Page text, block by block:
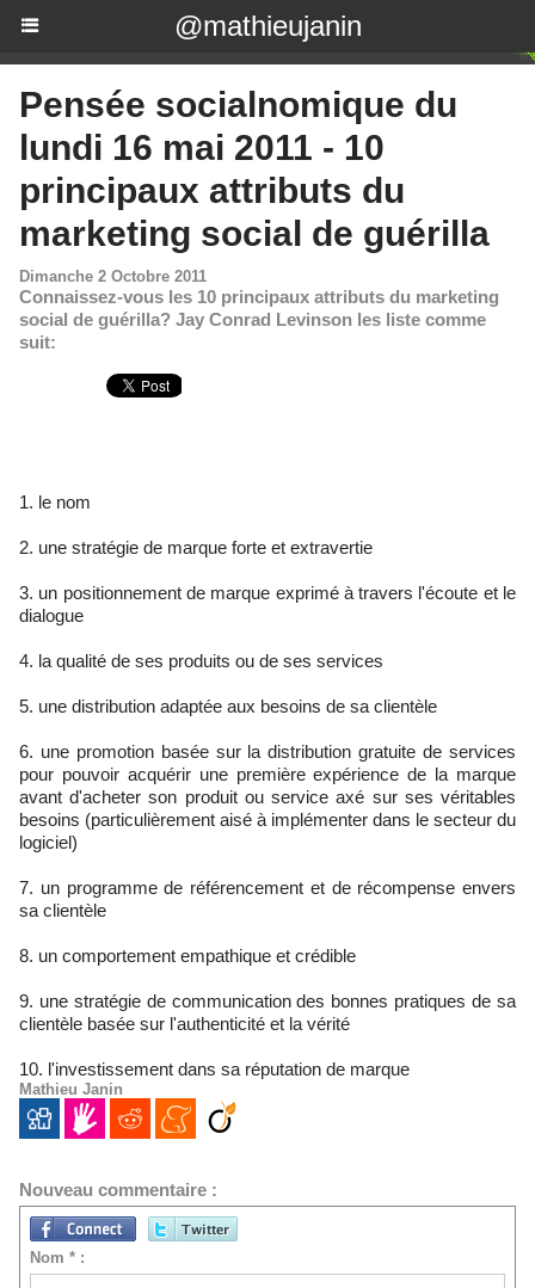
@mathieujanin
Pensée socialnomique du
lundi 16 mai 2011 - 10
principaux attributs du
marketing social de guérilla
Dimanche 2 Octobre 2011
Connaissez-vous les 10 principaux attributs du marketing
social de guérilla? Jay Conrad Levinson les liste comme
suit:
1. le nom
2. une stratégie de marque forte et extravertie
3. un positionnement de marque exprimé à travers l'écoute et le
dialogue
4. la qualité de ses produits ou de ses services
5. une distribution adaptée aux besoins de sa clientèle
6. une promotion basée sur la distribution gratuite de services
pour pouvoir acquérir une première expérience de la marque
avant d'acheter son produit ou service axé sur ses véritables
besoins (particulièrement aisé à implémenter dans le secteur du
logiciel)
7. un programme de référencement et de récompense envers
sa clientèle
8. un comportement empathique et crédible
9. une stratégie de communication des bonnes pratiques de sa
clientèle basée sur l'authenticité et la vérité
10. l'investissement dans sa réputation de marque
Mathieu Janin
Nouveau commentaire :
Nom * :